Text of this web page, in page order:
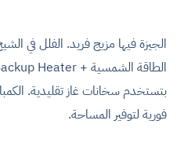
بتستخدم سخانات غاز تقليدية.
فورية لتوفير المساحة.